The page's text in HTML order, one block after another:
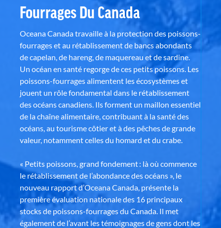
Fourrages Du Canada
Oceana Canada travaille à la protection des poissons-
fourrages et au rétablissement de bancs abondants
de capelan, de hareng, de maquereau et de sardine.
Un océan en santé regorge de ces petits poissons. Les
poissons-fourrages alimentent les écosystèmes et
jouent un rôle fondamental dans le rétablissement
des océans canadiens. Ils forment un maillon essentiel
de la chaîne alimentaire, contribuant à la santé des
océans, au tourisme côtier et à des pêches de grande
valeur, notamment celles du homard et du crabe.
« Petits poissons, grand fondement : là où commence
le rétablissement de l’abondance des océans », le
nouveau rapport d’Oceana Canada, présente la
première évaluation nationale des 16 principaux
stocks de poissons-fourrages du Canada. Il met
également de l’avant les témoignages de gens dont les